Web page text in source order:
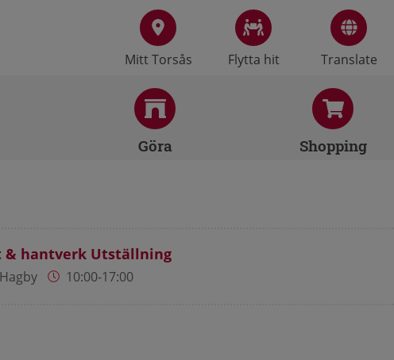
Mitt Torsås Flytta hit Translate
Göra Shopping
& hantverk Utställning
10:00-17:00